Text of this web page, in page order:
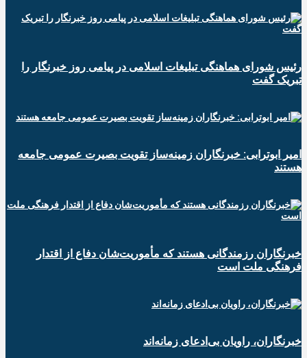
رئیس شورای هماهنگی تبلیغات اسلامی در پیامی روز خبرنگار را
تبریک گفت
امیر ابوترابی: خبرنگاران زمینه‌ساز تقویت بصیرت عمومی جامعه
هستند
خبرنگاران رزمندگانی هستند که مأموریت‌شان دفاع از اقتدار
فرهنگی ملت است
خبرنگاران، راویان بی‌ادعای زمانه‌اند